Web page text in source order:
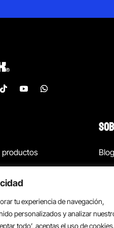
tu experiencia de navegación,
personalizados y analizar
todo’, aceptas el uso de cookies.
productos
Blog